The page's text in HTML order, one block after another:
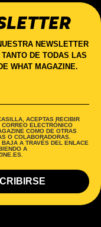
NEWSLETTER
DE TODAS LAS
WHAT MAGAZINE.
ACEPTAS RECIBIR
ELECTRÓNICO
COMO DE OTRAS
O COLABORADORAS.
BAJA A TRAVÉS DEL ENLACE
A